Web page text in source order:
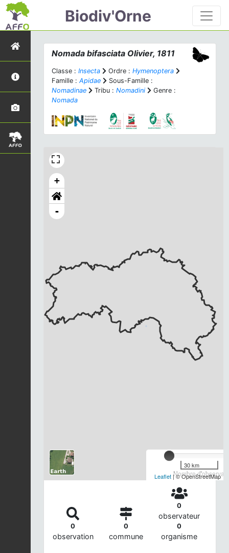
Biodiv'Orne
Nomada bifasciata Olivier, 1811
Classe : Insecta Ordre : Hymenoptera
Famille : Apidae
Sous-Famille :
Nomadinae
Tribu : Nomadini
Genre :
Nomada
+
-
Nombre
30 km
Leaflet | © OpenStreetMap
0
observation
0
commune
0
observateur
0
organisme